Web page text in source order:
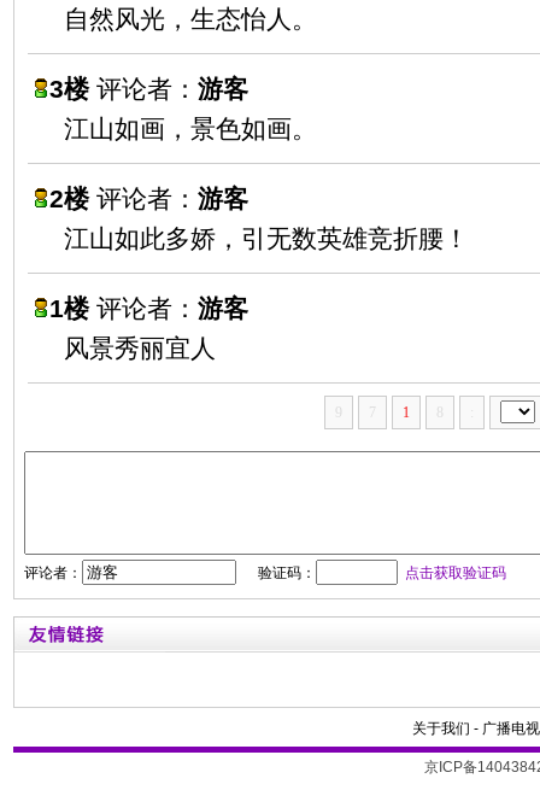
自然风光，生态怡人。
3楼评论者： 游客
江山如画，景色如画。
2楼评论者： 游客
江山如此多娇，引无数英雄竞折腰！
1楼评论者： 游客
风景秀丽宜人
7 1 :
评论者： 验证码： 点击获取验证码
关于我们 - 广播电
京ICP备